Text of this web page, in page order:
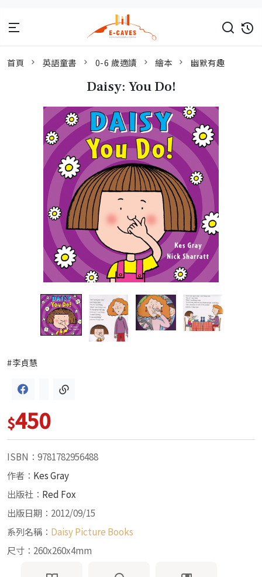
首頁 英語童書 0-6 歲適讀 繪本 幽默有趣
Daisy: You Do!
#李貞慧
$450
ISBN：9781782956488
作者： Kes Gray
出版社： Red Fox
出版日期：2012/09/15
系列名稱： Daisy Picture Books
尺寸：260x260x4mm